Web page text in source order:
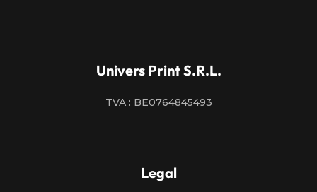
Univers Print S.R.L.
TVA : BE0764845493
Legal